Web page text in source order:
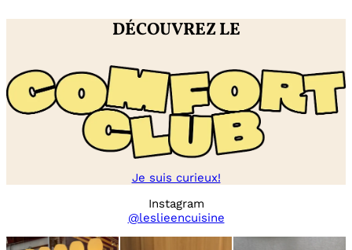
DÉCOUVREZ LE
Je suis curieux!
Instagram
@leslieencuisine